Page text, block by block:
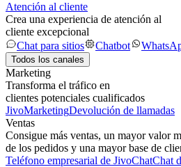
Atención al cliente
Crea una experiencia de atención al
cliente excepcional
Chat para sitios
Chatbot
Todos los canales
Marketing
Transforma el tráfico en
clientes potenciales cualificados
JivoMarketingDevolución de llamadas
Ventas
Consigue más ventas, un mayor valor
de los pedidos y una mayor base de
Teléfono empresarial de JivoChatChat